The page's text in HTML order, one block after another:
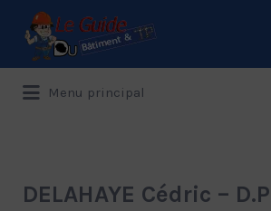
Le Guide de référence
Rechercher:
Menu principal
DELAHAYE Cédric –